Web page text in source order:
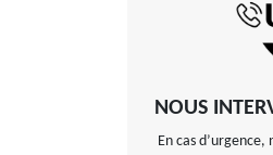
NOUS
En cas